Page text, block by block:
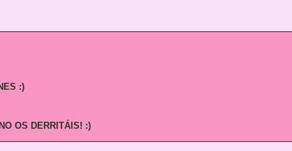
:)
OS DERRITÁIS! :)